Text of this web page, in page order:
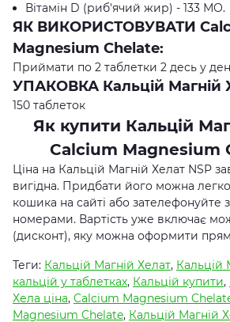
Вітамін D (риб'ячий жир) - 133 МО.
ЯК ВИКОРИСТОВУВАТИ
Magnesium Chelate:
Приймати по 2 таблетки 2 десь у
УПАКОВКА Кальцій Магній
150 таблеток
Як купити Кальцій
Calcium Magnesium
Ціна на Кальцій Магній Хелат NSP
вигідна. Придбати його можна
кошика на сайті або зателефонуйте
номерами. Вартість уже включає
(дисконт), яку можна оформити
Теги: Кальцій Магній Хелат, Кальцій
кальцій у таблетках, Кальцій купити,
Хела ціна, Calcium Magnesium
Magnesium Chelate, Кальцій Магній